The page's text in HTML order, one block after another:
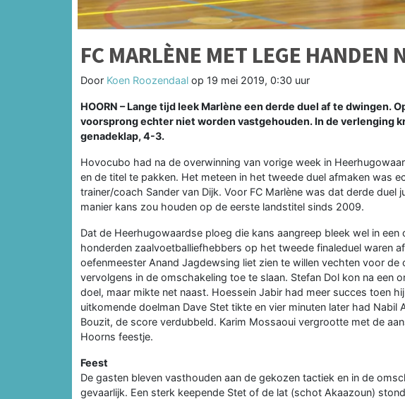
FC MARLÈNE MET LEGE HANDEN
Door Koen Roozendaal op 19 mei 2019, 0:30 uur
HOORN –Lange tijd leek Marlène een derde duel af te dwingen.
voorsprong echter niet worden vastgehouden. In de verlenging
genadeklap, 4-3.
Hovocubo had na de overwinning van vorige week in
en de titel te pakken. Het meteen in het tweede duel afmaken was
trainer/coach Sander van Dijk. Voor FC Marlène was dat derde duel
manier kans zou houden op de eerste landstitel sinds 2009.
Dat de Heerhugowaardse ploeg die kans aangreep bleek wel in
honderden zaalvoetballiefhebbers op het tweede finaleduel waren
oefenmeester Anand Jagdewsing liet zien te willen vechten voor
vervolgens in de omschakeling toe te slaan. Stefan Dol kon na een
doel, maar mikte net naast. Hoessein Jabir had meer succes toen
uitkomende doelman Dave Stet tikte en vier minuten later had Nabil
Bouzit, de score verdubbeld. Karim Mossaoui vergrootte met de
Hoorns feestje.
Feest
De gasten bleven vasthouden aan de gekozen tactiek en in de
gevaarlijk. Een sterk keepende Stet of de lat (schot Akaazoun)